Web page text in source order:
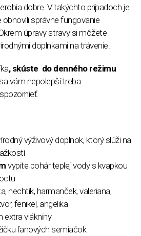
dobre. V takýchto prípadoch je
správne fungovanie
úpravy stravy si môžete
doplnkami na trávenie.
, skúste do denného režimu
vám nepolepší treba
výživový doplnok, ktorý slúži na
vypite pohár teplej vody s kvapkou
nechtík, harmanček, valeriana,
fenikel, angelika
extra vlákniny
ľanových semiačok